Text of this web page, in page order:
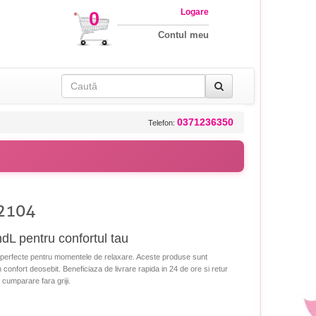
0 Logare
Contul meu
Telefon: 0371236350
pentru confortul tau
pentru momentele de relaxare. Aceste produse sunt
deosebit. Beneficiaza de livrare rapida in 24 de ore si retur
fara griji.